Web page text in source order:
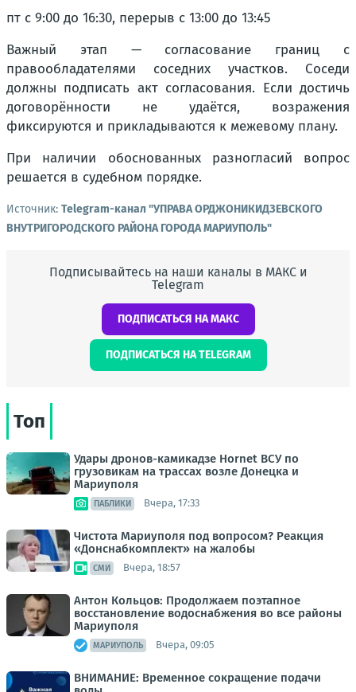
пт с 9:00 до 16:30, перерыв с 13:00 до 13:45
Важный этап — согласование границ с
правообладателями соседних участков. Соседи
должны подписать акт согласования. Если достичь
договорённости не удаётся, возражения
фиксируются и прикладываются к межевому плану.
При наличии обоснованных разногласий вопрос
решается в судебном порядке.
Источник: Telegram-канал "УПРАВА ОРДЖОНИКИДЗЕВСКОГО
ВНУТРИГОРОДСКОГО РАЙОНА ГОРОДА МАРИУПОЛЬ"
Подписывайтесь на наши каналы в МАКС и
Telegram
ПОДПИСАТЬСЯ НА МАКС
ПОДПИСАТЬСЯ НА TELEGRAM
Топ
Удары дронов-камикадзе Hornet ВСУ по
грузовикам на трассах возле Донецка и
Мариуполя
ПАБЛИКИ Вчера, 17:33
Чистота Мариуполя под вопросом? Реакция
«Донснабкомплект» на жалобы
СМИ Вчера, 18:57
Антон Кольцов: Продолжаем поэтапное
восстановление водоснабжения во все районы
Мариуполя
МАРИУПОЛЬ Вчера, 09:05
ВНИМАНИЕ: Временное сокращение подачи